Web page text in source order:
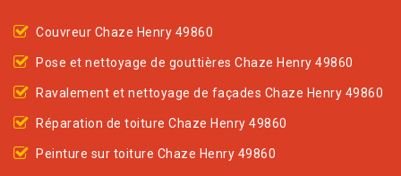
Couvreur Chaze Henry 49860
Pose et nettoyage de gouttières Chaze Henry 49860
Ravalement et nettoyage de façades Chaze Henry 49860
Réparation de toiture Chaze Henry 49860
Peinture sur toiture Chaze Henry 49860